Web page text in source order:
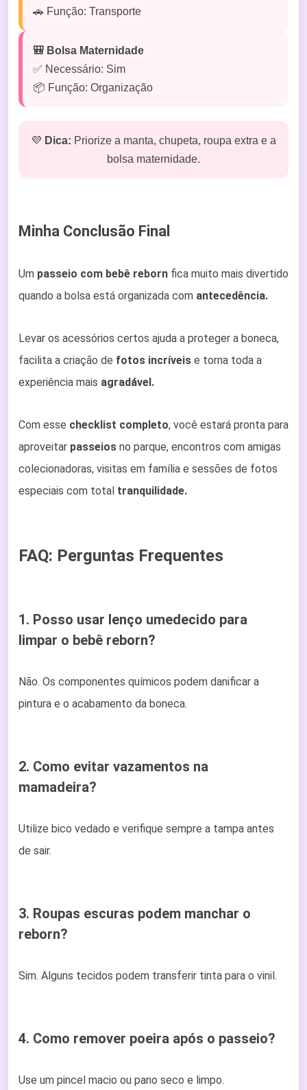
🚗 Função: Transporte
🎒 Bolsa Maternidade
✅ Necessário: Sim
📦 Função: Organização
💜 Dica: Priorize a manta, chupeta, roupa extra e a
bolsa maternidade.
Minha Conclusão Final
Um passeio com bebê reborn fica muito mais divertido
quando a bolsa está organizada com antecedência.
Levar os acessórios certos ajuda a proteger a boneca,
facilita a criação de fotos incríveis e torna toda a
experiência mais agradável.
Com esse checklist completo, você estará pronta para
aproveitar passeios no parque, encontros com amigas
colecionadoras, visitas em família e sessões de fotos
especiais com total tranquilidade.
FAQ: Perguntas Frequentes
1. Posso usar lenço umedecido para
limpar o bebê reborn?
Não. Os componentes químicos podem danificar a
pintura e o acabamento da boneca.
2. Como evitar vazamentos na
mamadeira?
Utilize bico vedado e verifique sempre a tampa antes
de sair.
3. Roupas escuras podem manchar o
reborn?
Sim. Alguns tecidos podem transferir tinta para o vinil.
4. Como remover poeira após o passeio?
Use um pincel macio ou pano seco e limpo.